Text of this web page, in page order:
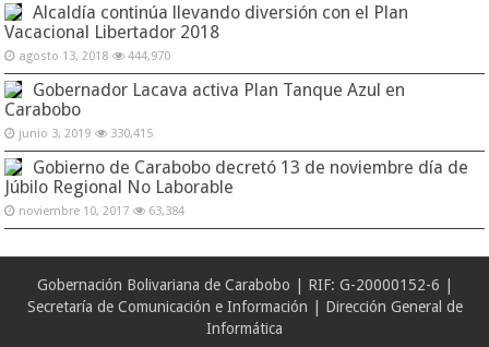
Alcaldía continúa llevando diversión con el Plan
Vacacional Libertador 2018
agosto 13, 2018 444,970
Gobernador Lacava activa Plan Tanque Azul en
Carabobo
junio 3, 2019 330,415
Gobierno de Carabobo decretó 13 de noviembre día de
Júbilo Regional No Laborable
noviembre 10, 2017 63,384
Gobernación Bolivariana de Carabobo | RIF: G-20000152-6 |
Secretaría de Comunicación e Información | Dirección General de
Informática